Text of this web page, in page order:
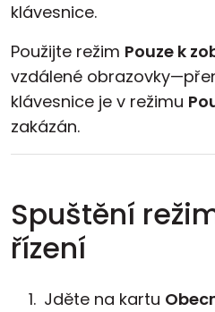
klávesnice.
Použijte režim Pouze k
vzdálené
klávesnice je v režimu
zakázán.
Spuštění
řízení
Jděte na kartu